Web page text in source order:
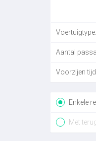
Voertuigtype:
Aantal
Voorzijen
Enkele
Met